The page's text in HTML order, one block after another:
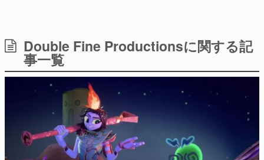
日本のコンテンツ産業やカルチャーに与えた影響を探る企
画です。
日本モバイルゲーム産業史
日本のモバイルゲーム史における主要なトピック・タイト
ルを網羅するほか、開発者へのインタビューや識者による
解説を掲載。約20年の歴史が一望できる決定版！
若ゲのいたり〜ゲームクリエイターの青春〜
『うつヌケ』『ペンと箸』等で知られるマンガ家・田中圭
一先生によるゲーム業界レポートマンガです。
Double Fine Productionsに関する記
事一覧